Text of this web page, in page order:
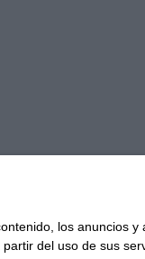
los anuncios
del uso de sus